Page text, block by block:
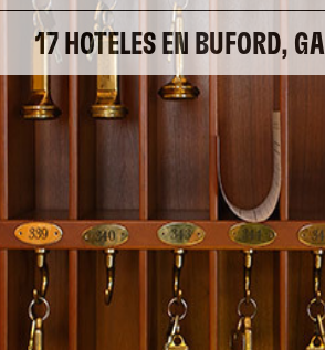
17 HOTELES EN BUFORD, GA